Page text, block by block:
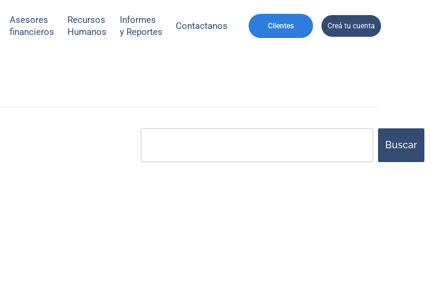
Asesores
financieros
Recursos
Humanos
Informes
y Reportes
Contactanos Clientes Creá tu cuenta
Buscar